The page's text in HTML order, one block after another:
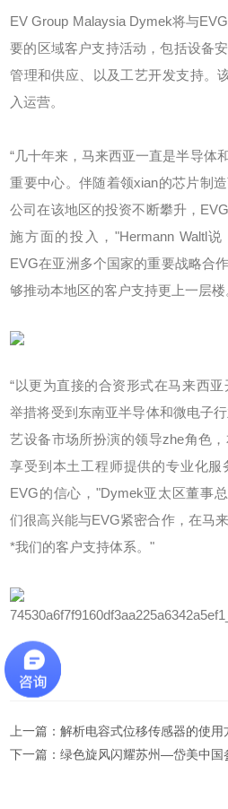
EV Group Malaysia Dymek将与
要的区域客户支持活动，包括设备
管理和供应、以及工艺开发支持。
入运营。
“几十年来，马来西亚一直是半导体
重要中心。伴随着领xian的芯片制
公司在该地区的投资不断攀升，
施方面的投入，"Hermann Waltl
EVG在亚洲多个国家的重要战略合
够推动本地区的客户支持更上一层楼
“以更为直接的合资形式在马来西
举措将受到东南亚半导体和微电子
艺设备市场所扮演的领导zhe角色
享受到本土工程师提供的专业化
EVG的信心，"Dymek亚太区董事
们很高兴能与EVG紧密合作，在马
*我们的客户支持体系。"
上一篇：解析电容式位移传感器的使用
下一篇：绿色旋风闪耀苏州—岱美中国参加“2023